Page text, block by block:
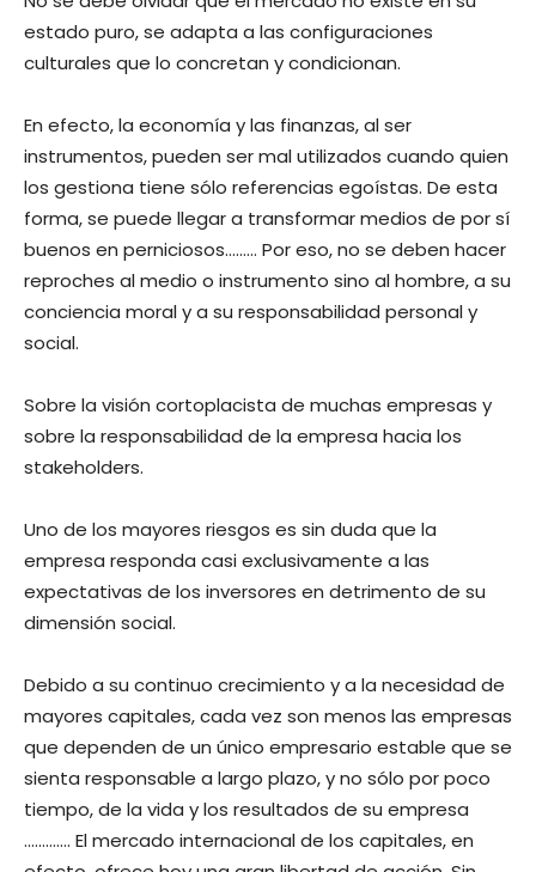
estado puro, se adapta a las configuraciones
culturales que lo concretan y condicionan.
En efecto, la economía y las finanzas, al ser
instrumentos, pueden ser mal utilizados cuando quien
los gestiona tiene sólo referencias egoístas. De esta
forma, se puede llegar a transformar medios de por sí
buenos en perniciosos……… Por eso, no se deben hacer
reproches al medio o instrumento sino al hombre, a su
conciencia moral y a su responsabilidad personal y
social.
Sobre la visión cortoplacista de muchas empresas y
sobre la responsabilidad de la empresa hacia los
stakeholders.
Uno de los mayores riesgos es sin duda que la
empresa responda casi exclusivamente a las
expectativas de los inversores en detrimento de su
dimensión social.
Debido a su continuo crecimiento y a la necesidad de
mayores capitales, cada vez son menos las empresas
que dependen de un único empresario estable que se
sienta responsable a largo plazo, y no sólo por poco
tiempo, de la vida y los resultados de su empresa
…………. El mercado internacional de los capitales, en